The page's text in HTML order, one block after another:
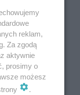
reklam,
Za zgodą
aktywnie
prosimy o
możesz
.